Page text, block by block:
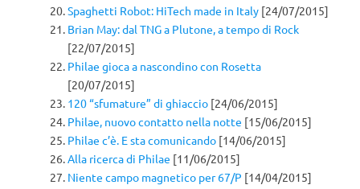
Spaghetti Robot: HiTech made in Italy [24/07/2015]
Brian May: dal TNG a Plutone, a tempo di Rock
[22/07/2015]
Philae gioca a nascondino con Rosetta
[20/07/2015]
120 “sfumature” di ghiaccio [24/06/2015]
Philae, nuovo contatto nella notte [15/06/2015]
Philae c’è. E sta comunicando [14/06/2015]
Alla ricerca di Philae [11/06/2015]
Niente campo magnetico per 67/P [14/04/2015]